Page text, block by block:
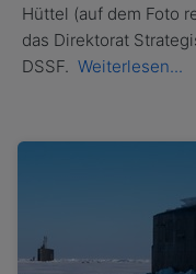
Hüttel (auf dem Foto
das Direktorat
DSSF. Weiterlesen...